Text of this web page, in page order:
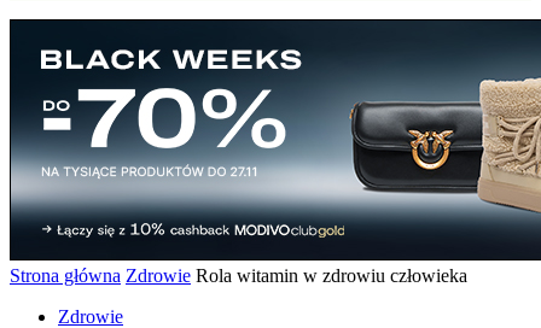
Strona główna Zdrowie Rola witamin w zdrowiu człowieka
Zdrowie